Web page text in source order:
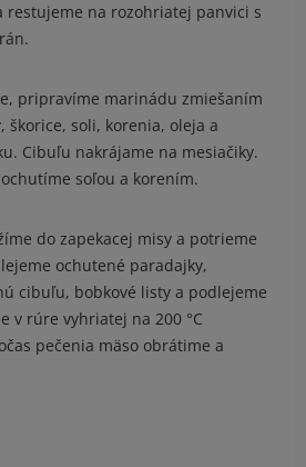
restujeme na rozohriatej panvici s
pripravíme marinádu zmiešaním
škorice, soli, korenia, oleja a
Cibuľu nakrájame na mesiačiky.
soľou a korením.
do zapekacej misy a potrieme
ochutené paradajky,
cibuľu, bobkové listy a podlejeme
v rúre vyhriatej na 200 °C
pečenia mäso obrátime a